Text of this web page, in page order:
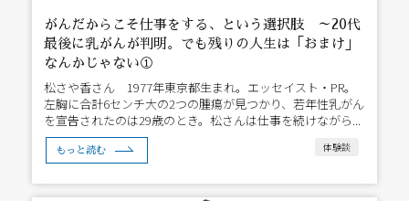
がんだからこそ仕事をする、という選択肢 ～20代
最後に乳がんが判明。でも残りの人生は「おまけ」
なんかじゃない①
松さや香さん 1977年東京都生まれ。エッセイスト・PR。
左胸に合計6センチ大の2つの腫瘍が見つかり、若年性乳がん
を宣告されたのは29歳のとき。松さんは仕事を続けながら...
もっと読む 体験談